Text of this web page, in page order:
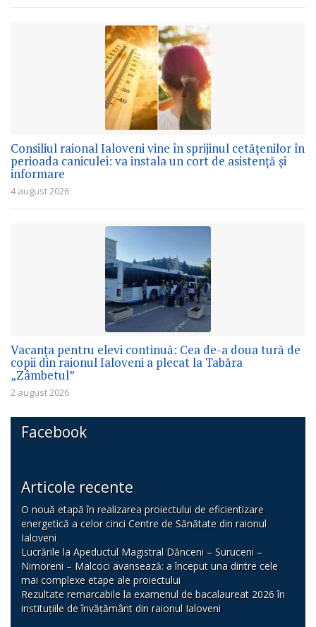
Consiliul raional Ialoveni vine în sprijinul cetățenilor în
perioada caniculei: va instala un cort de asistență și
informare
4 august 2026
Vacanța pentru elevi continuă: Cea de-a doua tură de
copii din raionul Ialoveni a plecat la Tabăra
„Zâmbetul”
2 august 2026
Facebook
Articole recente
O nouă etapă în realizarea proiectului de eficientizare
energetică a celor cinci Centre de Sănătate din raionul
Ialoveni
Lucrările la Apeductul Magistral Dănceni – Suruceni –
Nimoreni – Malcoci avansează: a început una dintre cele
mai complexe etape ale proiectului
Rezultate remarcabile la examenul de bacalaureat 2026 în
instituțiile de învățământ din raionul Ialoveni